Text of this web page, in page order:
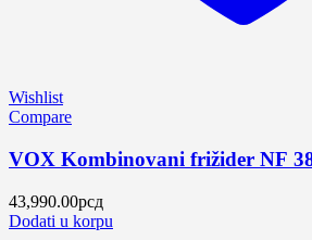
Wishlist
Compare
VOX Kombinovani frižider NF
43,990.00рсд
Dodati u korpu